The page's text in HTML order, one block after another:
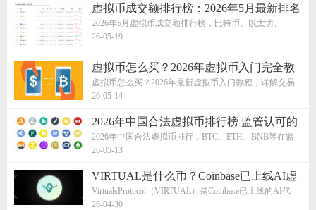
虚拟币成交额排行榜：2026年5月最新排名
2026年5月虚拟币成交额排行榜，比特币、以太坊、
Solana成交额最新数据，虚拟币成交量深...
26-05-19
虚拟币怎么买？2026年虚拟币入门完全教
程
虚拟币怎么买？2026年最新虚拟币入门教程，详解交易
所注册、KYC认证、USDT充值、买币交...
26-05-14
2026年中国合法虚拟币排行榜 监管认可的
主流币种最新盘点
2026年中国合法虚拟币排行，BTC、ETH、BNB等在监
管合规交易所上线的主流虚拟币一文读懂...
26-05-13
VIRTUAL是什么币？Coinbase已上线AI虚
拟币
VirtualsProtocol（VIRTUAL）是Coinbase已上线的AI代
币，AI赛道持续火热。本文详解VIR...
26-04-30